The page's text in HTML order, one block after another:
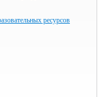
ресурсов